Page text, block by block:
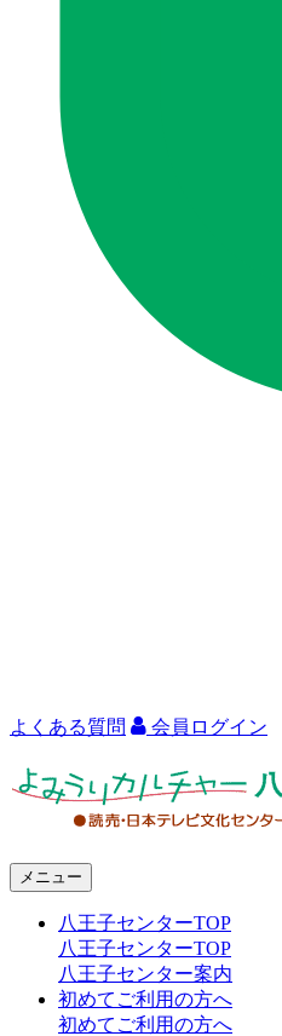
よくある質問 会員ログイン
メニュー
八王子センターTOP
八王子センターTOP
八王子センター案内
初めてご利用の方へ
初めてご利用の方へ